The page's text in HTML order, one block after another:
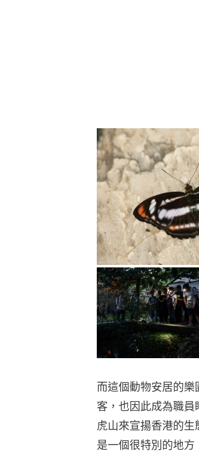
而這個動物安居的
客，也因此成為職
虎山來宣揚香港的
是一個很特別的地方